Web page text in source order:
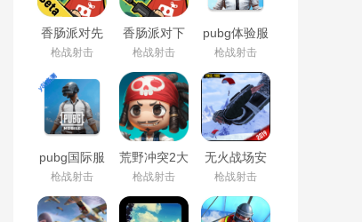
香肠派对先
行服最新版
2026v25.15
枪战射击
香肠派对下
载正版免费
要登录
v25.15
枪战射击
pubg体验服
下载安装正
版最新版
v4.5.4
枪战射击
pubg国际服
地铁逃生下
载最新版本
(PUBG
MOBILE)v4.5.0
枪战射击
荒野冲突2大
本营游戏
v.2.0.0.9412
安卓版
枪战射击
无火战场安
卓版v1.5
枪战射击